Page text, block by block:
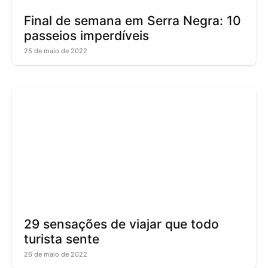
Final de semana em Serra Negra: 10
passeios imperdíveis
25 de maio de 2022
29 sensações de viajar que todo
turista sente
26 de maio de 2022